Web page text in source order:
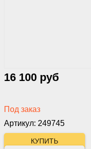
16 100 руб
Под заказ
Артикул: 249745